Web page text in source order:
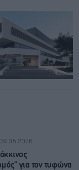
09.08.2026
για τον τυφώνα